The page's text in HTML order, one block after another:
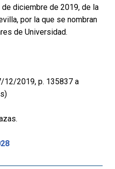
diciembre de 2019, de la
por la que se nombran
de Universidad.
12/2019, p. 135837 a